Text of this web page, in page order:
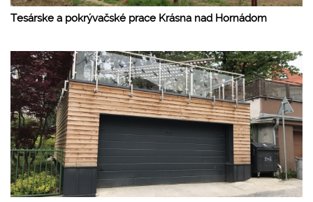
Tesárske a pokrývačské prace Krásna nad Hornádom